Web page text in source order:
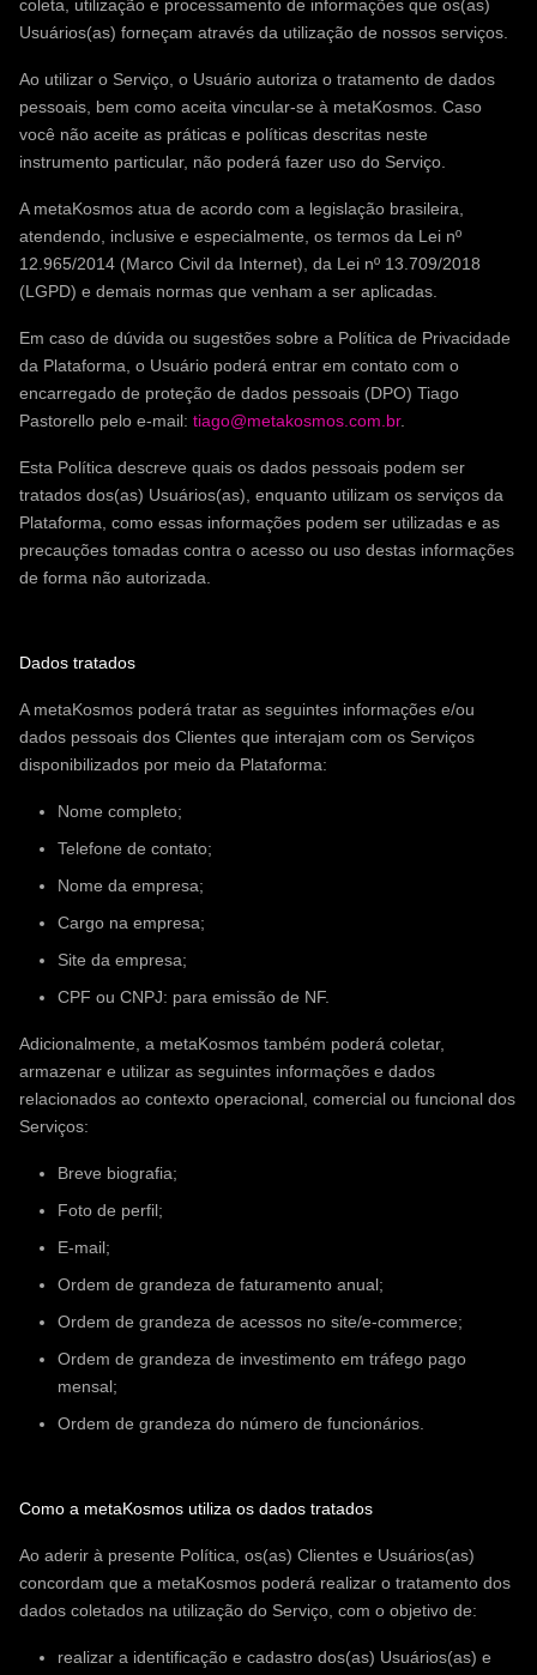
coleta, utilização e processamento de informações que os(as)
Usuários(as) forneçam através da utilização de nossos serviços.
Ao utilizar o Serviço, o Usuário autoriza o tratamento de dados
pessoais, bem como aceita vincular-se à metaKosmos. Caso
você não aceite as práticas e políticas descritas neste
instrumento particular, não poderá fazer uso do Serviço.
A metaKosmos atua de acordo com a legislação brasileira,
atendendo, inclusive e especialmente, os termos da Lei nº
12.965/2014 (Marco Civil da Internet), da Lei nº 13.709/2018
(LGPD) e demais normas que venham a ser aplicadas.
Em caso de dúvida ou sugestões sobre a Política de Privacidade
da Plataforma, o Usuário poderá entrar em contato com o
encarregado de proteção de dados pessoais (DPO) Tiago
Pastorello pelo e-mail: tiago@metakosmos.com.br.
Esta Política descreve quais os dados pessoais podem ser
tratados dos(as) Usuários(as), enquanto utilizam os serviços da
Plataforma, como essas informações podem ser utilizadas e as
precauções tomadas contra o acesso ou uso destas informações
de forma não autorizada.
Dados tratados
A metaKosmos poderá tratar as seguintes informações e/ou
dados pessoais dos Clientes que interajam com os Serviços
disponibilizados por meio da Plataforma:
Nome completo;
Telefone de contato;
Nome da empresa;
Cargo na empresa;
Site da empresa;
CPF ou CNPJ: para emissão de NF.
Adicionalmente, a metaKosmos também poderá coletar,
armazenar e utilizar as seguintes informações e dados
relacionados ao contexto operacional, comercial ou funcional dos
Serviços:
Breve biografia;
Foto de perfil;
E-mail;
Ordem de grandeza de faturamento anual;
Ordem de grandeza de acessos no site/e-commerce;
Ordem de grandeza de investimento em tráfego pago
mensal;
Ordem de grandeza do número de funcionários.
Como a metaKosmos utiliza os dados tratados
Ao aderir à presente Política, os(as) Clientes e Usuários(as)
concordam que a metaKosmos poderá realizar o tratamento dos
dados coletados na utilização do Serviço, com o objetivo de:
realizar a identificação e cadastro dos(as) Usuários(as) e